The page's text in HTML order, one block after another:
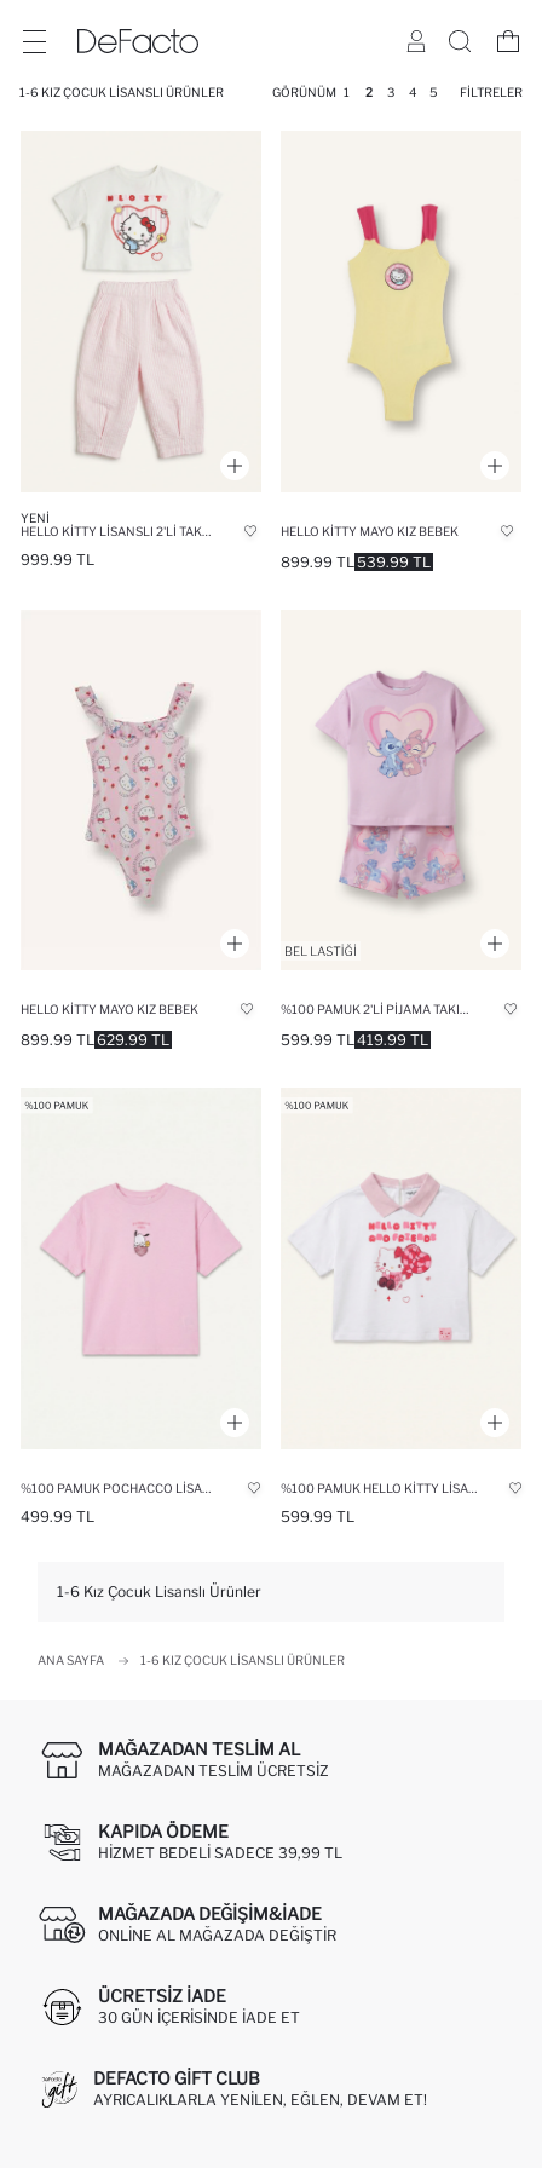
1-6 KIZ ÇOCUK LISANSLI ÜRÜNLER GÖRÜNÜM 1 2 3 4 5 FILTRELER
YENI
999.99 TL
HELLO KITTY MAYO KIZ BEBEK
539.99 TL
899.99 TL
HELLO KITTY MAYO KIZ BEBEK
629.99 TL
899.99 TL 419.99 TL
599.99 TL
499.99 TL 599.99 TL
1-6 Kız Çocuk Lisanslı Ürünler
ANA SAYFA 1-6 KIZ ÇOCUK LISANSLI ÜRÜNLER
MAĞAZADAN TESLIM AL
MAĞAZADAN TESLIM ÜCRETSIZ
KAPIDA ÖDEME
HIZMET BEDELI SADECE 39,99 TL
MAĞAZADA DEĞIŞIM&İADE
ONLINE AL MAĞAZADA DEĞIŞTIR
ÜCRETSIZ IADE
30 GÜN IÇERISINDE IADE ET
DEFACTO GIFT CLUB
AYRICALIKLARLA YENILEN, EĞLEN, DEVAM ET!